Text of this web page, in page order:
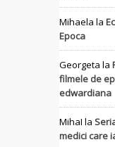
Mihaela la
Epoca
Georgeta la
filmele de
edwardiana
MihaI la
medici care